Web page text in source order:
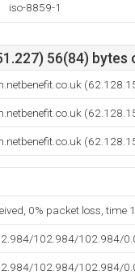
iso-8859-1
56(84) bytes
0% packet loss, time
102.984/102.984/
102.984/102.984/